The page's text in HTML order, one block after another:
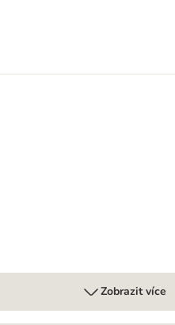
Zobrazit více